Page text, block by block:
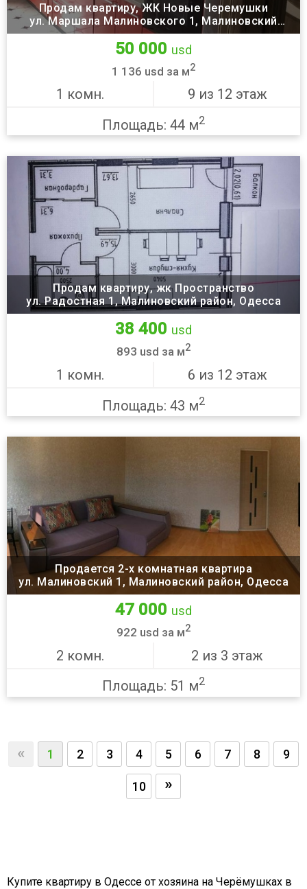
Продам квартиру, ЖК Новые Черемушки
ул. Маршала Малиновского 1, Малиновский
район, Одесса
50 000 usd
1 136 usd за м2
1 комн.
9 из 12 этаж
Площадь: 44 м2
Продам квартиру, жк Пространство
ул. Радостная 1, Малиновский район, Одесса
38 400 usd
893 usd за м2
1 комн.
6 из 12 этаж
Площадь: 43 м2
Продается 2-х комнатная квартира
ул. Малиновский 1, Малиновский район, Одесса
47 000 usd
922 usd за м2
2 комн.
2 из 3 этаж
Площадь: 51 м2
« 1 2 3 4 5 6 7 8 9
10 »
Купите квартиру в Одессе от хозяина на Черёмушках в